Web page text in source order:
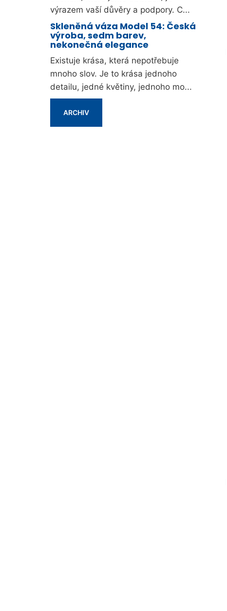
výrazem vaší důvěry a podpory. C...
Skleněná váza Model 54: Česká
výroba, sedm barev,
nekonečná elegance
Existuje krása, která nepotřebuje
mnoho slov. Je to krása jednoho
detailu, jedné květiny, jednoho mo...
ARCHIV